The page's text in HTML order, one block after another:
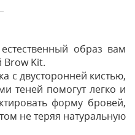
образ вам
Kit.
с двусторонней кистью,
теней помогут легко и
форму бровей,
не теряя натуральную